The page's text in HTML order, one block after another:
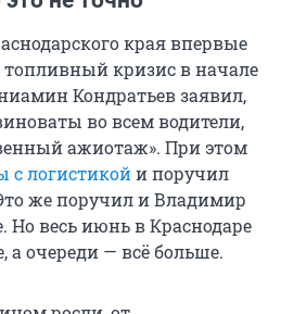
края впервые
кризис в начале
Кондратьев заявил,
во всем водители,
ажиотаж». При этом
с логистикойи поручил
же поручил и Владимир
Но весь июнь в Краснодаре
а очереди — всё больше.